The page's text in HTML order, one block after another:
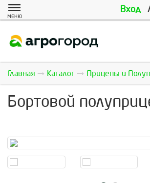
Вход /
МЕНЮ
Главная Каталог Прицепы и
Бортовой